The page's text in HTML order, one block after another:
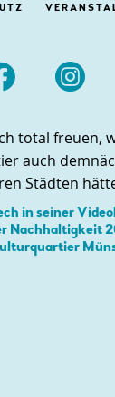

total freuen,
auch
Städten
in seiner
Nachhaltigkeit